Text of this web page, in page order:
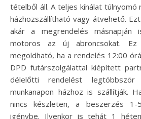
tételből áll. A teljes kínálat
házhozszállítható vagy átvehető.
akár a megrendelés
motoros az új abroncsokat.
megoldható, ha a rendelés 12:00
DPD futárszolgálattal kiépített
délelőtti rendelést
munkanapon házhoz is szállítják.
nincs készleten, a beszerzés 1-
igénybe. Ilyenkor is tehát 1